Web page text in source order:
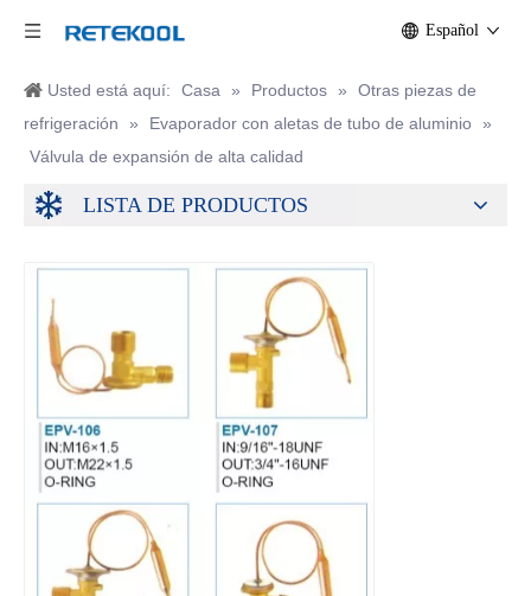
Español
Usted está aquí: Casa » Productos »
Otras piezas de
refrigeración
» Evaporador con aletas de tubo de aluminio »
Válvula de expansión de alta calidad
LISTA DE PRODUCTOS